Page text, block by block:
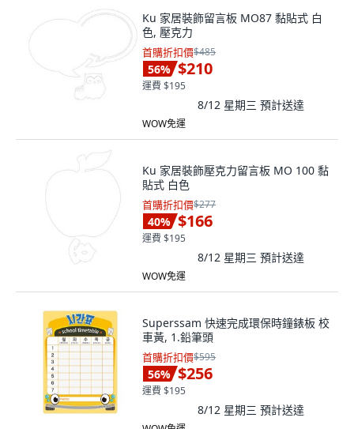
Ku 家居裝飾留言板 MO87 黏貼式 白
色, 壓克力
首購折扣價$485
56% $210
運費 $195
8/12 星期三 預計送達
WOW免運
Ku 家居裝飾壓克力留言板 MO 100 黏
貼式 白色
首購折扣價$277
40% $166
運費 $195
8/12 星期三 預計送達
WOW免運
Superssam 快速完成環保時鐘錶板 校
車黃, 1.鉛筆頭
首購折扣價$595
56% $256
運費 $195
8/12 星期三 預計送達